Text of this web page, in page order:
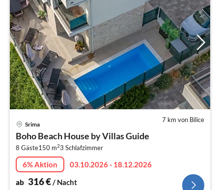
7 km von Bilice
Srima
Boho Beach House by Villas Guide
8 Gäste150 m23 Schlafzimmer
6% Aktion
03.10.2026 - 18.12.2026
ab 316€/ Nacht